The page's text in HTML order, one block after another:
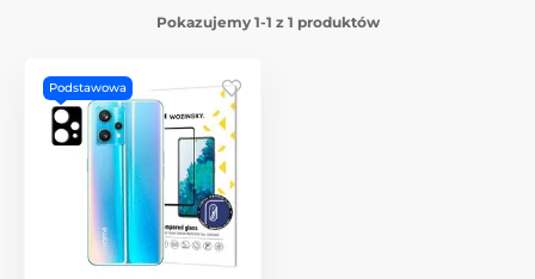
Pokazujemy 1-1 z 1 produktów
Podstawowa